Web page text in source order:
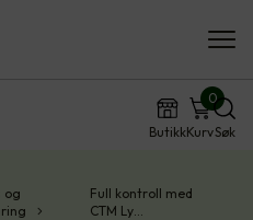
ButikkKurv
0
Søk
og
Full kontroll med
CTM Ly…